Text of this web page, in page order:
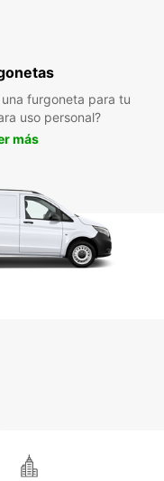
furgoneta para tu
uso personal?
más